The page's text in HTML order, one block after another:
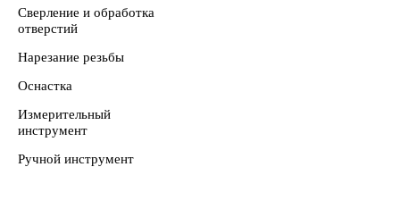
Лизинг
Guhring
Horn
Сверление и обработка
отверстий
Нарезание резьбы
Оснастка
Измерительный
инструмент
Ручной инструмент